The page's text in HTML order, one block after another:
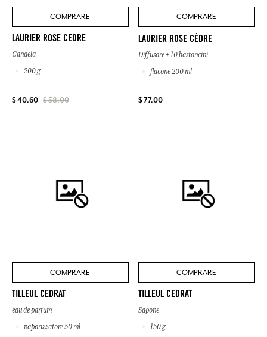
COMPRARE
LAURIER ROSE CÈDRE
Candela
200 g
$ 40.60 $ 58.00
COMPRARE
LAURIER ROSE CÈDRE
Diffusore + 10 bastoncini
flacone 200 ml
$ 77.00
COMPRARE
TILLEUL CÉDRAT
eau de parfum
vaporizzatore 50 ml
COMPRARE
TILLEUL CÉDRAT
Sapone
150 g